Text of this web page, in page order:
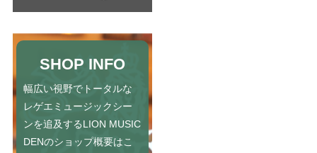
SHOP INFO
幅広い視野でトータルな
レゲエミュージックシー
ンを追及するLION MUSIC
DENのショップ概要はこ